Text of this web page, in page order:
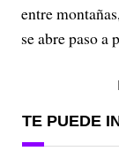
entre
se abre paso a
TE PUEDE